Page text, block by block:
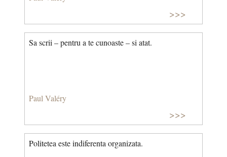
>>>
Sa scrii – pentru a te cunoaste – si atat.
Paul Valéry
>>>
Politetea este indiferenta organizata.